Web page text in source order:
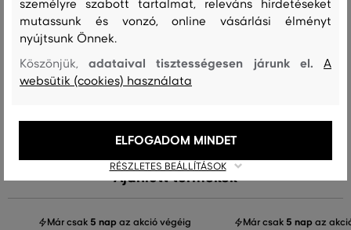
Ajánlott termékek
Már csak 5 nap az akció végéig Már csak 5 nap az
személyre szabott tartalmat, releváns hirdetéseket
mutassunk és vonzó, online vásárlási élményt
nyújtsunk Önnek.
Köszönjük,adataival tisztességesen járunk el.A
websütik (cookies) használata
RÉSZLETES BEÁLLÍTÁSOK
ELFOGADOM MINDET